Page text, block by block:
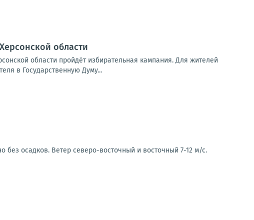
области
области пройдёт избирательная кампания. Для жителей
в Государственную Думу...
без осадков. Ветер северо-восточный и восточный 7-12 м/с.